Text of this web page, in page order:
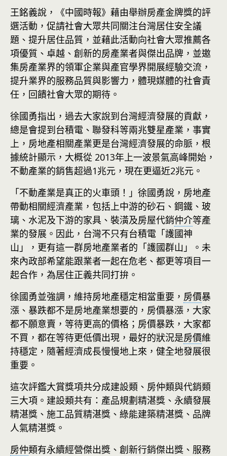
王銘義說，《中國時報》藉由舉辦房產金牌獎的評
選活動，促請社會大眾共同關注台灣居住安全議
題、提升居住品質，並藉此活動向社會大眾推薦各
項優質、卓越、創新的房產業者與傑出品牌，並邀
集房產業界的領軍企業與產官學界開展經驗交流，
提升業界的服務品質與影響力，體現媒體的社會責
任，回饋社會大眾的期待。
徐國勇指出，過去大家說到台灣經濟發展的貢獻，
總是會提到台積電、聯發科等兩兆雙星產業，事實
上，房地產相關產業更是台灣經濟發展的命脈，根
據統計顯示，大概從 2013年上一波景氣高峰開始，
不動產業的銷售超過1兆元，現在更逼近2兆元。
「不動產業是真正的火車頭！」徐國勇說，房地產
帶動相關經濟產業，包括上中游的砂石、鋼鐵、玻
璃、水泥及下游的家具、裝潢及房屋代銷仲介等產
業的發展。因此，台灣不只有台積電「護國神
山」，更有這一群房地產業者的「護國群山」。未
來內政部希望能跟業者一起在危老、都更等項目一
起合作，為居住正義共同打拚。
徐國勇並強調，維持房地產穩定相當重要， 房價暴
漲、暴跌都不是房地產業想要的，房價暴漲，大家
都不願意賣，等待更高的價格；房價暴跌，大家都
不買，都在等待更低價出現，最好的狀況是房價維
持穩定，隨著經濟成長慢慢地上來，健全地發展很
重要。
這次評鑑大賞獎項共分成建設類、房仲類與代銷類
三大項。建設類共有：產品規劃精湛獎、永續發展
精湛獎、施工品質精湛獎、綠能建築精湛獎、品牌
人氣精湛獎。
房仲類有永續經營傑出獎、創新行銷傑出獎、服務